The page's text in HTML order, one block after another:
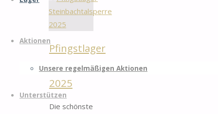
Aktionen
Unsere regelmäßigen Aktionen
Unterstützen
2025"
Pfingstlager
Steinbachtalsperre
2025
Die schönste